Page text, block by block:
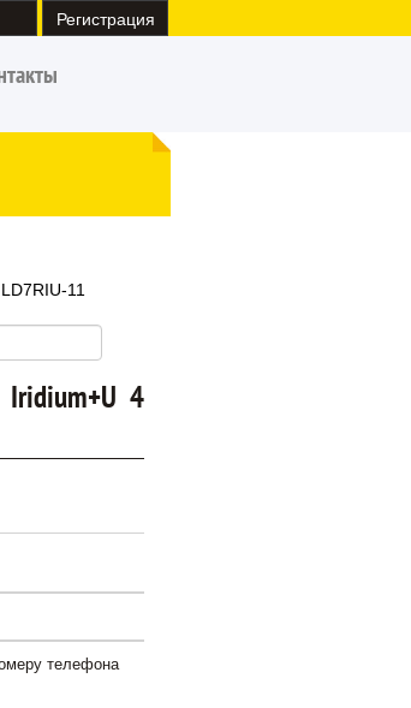
Регистрация
11
Iridium+U 4
телефона